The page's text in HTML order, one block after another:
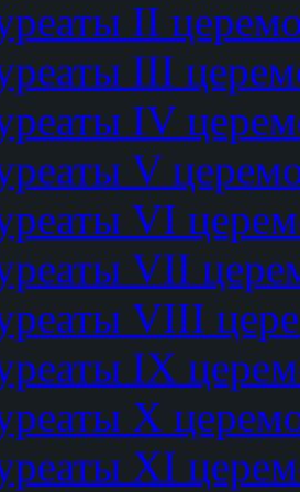
II
III
IV
V
VI
VII
VIII
IX
Х
XI